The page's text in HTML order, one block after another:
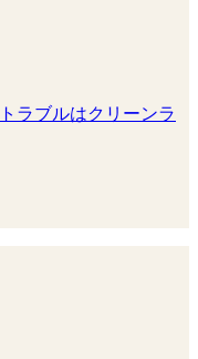
ラブルはクリーンラ